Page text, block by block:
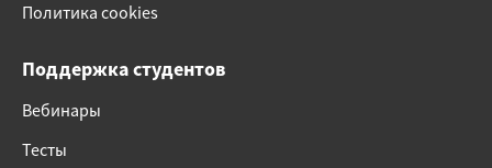
Политика cookies
Поддержка студентов
Вебинары
Тесты